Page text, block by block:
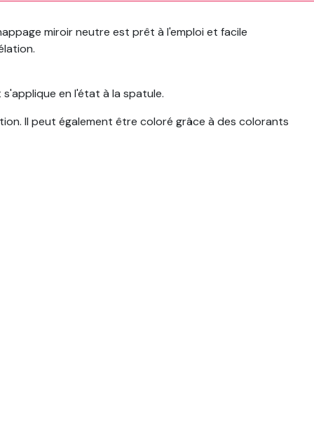
miroir neutre est prêt à l'emploi et facile
en l'état à la spatule.
Il peut également être coloré grâce à des colorants